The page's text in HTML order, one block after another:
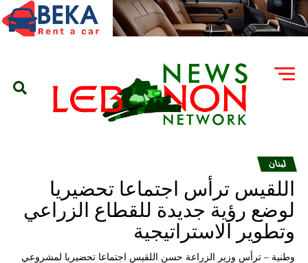
لبنان
اللقيس ترأس اجتماعا تحضيريا
لوضع رؤية جديدة للقطاع الزراعي
وتطوير الاستراتيجية
وطنية – ترأس وزير الزراعة حسن اللقيس اجتماعا تحضيريا لمشروعي